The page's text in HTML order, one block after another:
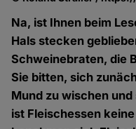
Na, ist Ihnen beim
Hals stecken
Schweinebraten, die
Sie bitten, sich
Mund zu wischen
ist Fleischessen